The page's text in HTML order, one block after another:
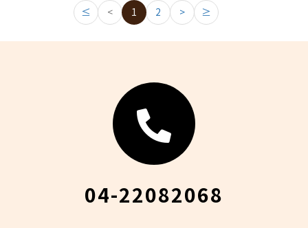
≤ < 1 2 > ≥
04-22082068